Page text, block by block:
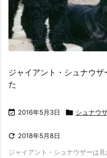
ジャイアント・シュナウ
た
 2016年5月3日  シュナウ
 2018年5月8日
ジャイアント・シュナウザーは